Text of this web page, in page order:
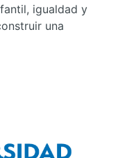
igualdad y
una